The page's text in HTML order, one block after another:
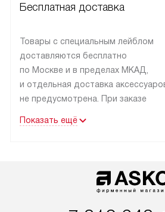
Бесплатная доставка
Товары с специальным лейблом
доставляются бесплатно
по Москве и в пределах МКАД,
и отдельная доставка
не предусмотрена. При заказе
рекомендуем обсудить
со статусом «В наличии» могут
быть отправлены покупателю
Показать ещё